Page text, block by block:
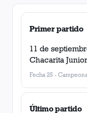
Primer partido
11 de
Chacarita
Fecha 25 -
Último partido